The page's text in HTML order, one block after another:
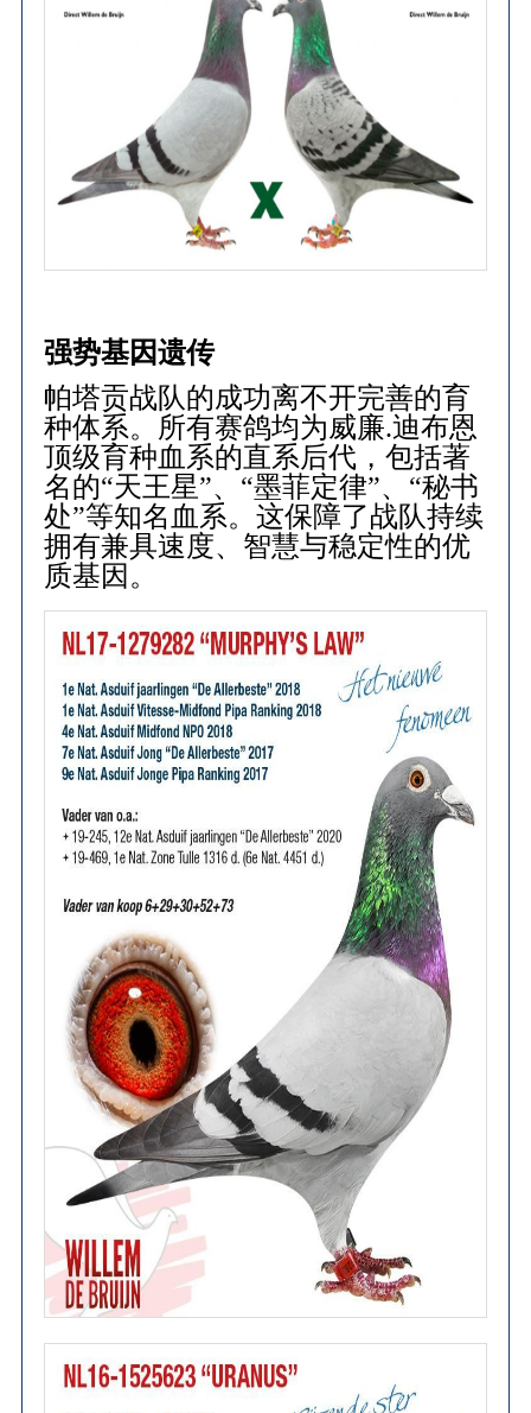
强势基因遗传
帕塔贡战队的成功离不开完善的育
种体系。所有赛鸽均为威廉.迪布恩
顶级育种血系的直系后代，包括著
名的“天王星”、“墨菲定律”、“秘书
处”等知名血系。这保障了战队持续
拥有兼具速度、智慧与稳定性的优
质基因。